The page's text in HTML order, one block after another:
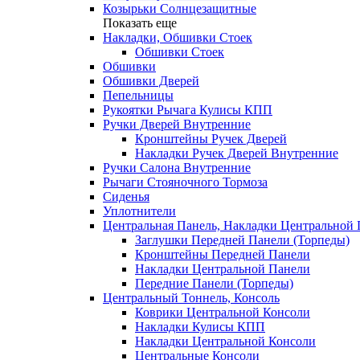
Козырьки Солнцезащитные
Показать еще
Накладки, Обшивки Стоек
Обшивки Стоек
Обшивки
Обшивки Дверей
Пепельницы
Рукоятки Рычага Кулисы КПП
Ручки Дверей Внутренние
Кронштейны Ручек Дверей
Накладки Ручек Дверей Внутренние
Ручки Салона Внутренние
Рычаги Стояночного Тормоза
Сиденья
Уплотнители
Центральная Панель, Накладки Центральной
Заглушки Передней Панели (Торпеды)
Кронштейны Передней Панели
Накладки Центральной Панели
Передние Панели (Торпеды)
Центральный Тоннель, Консоль
Коврики Центральной Консоли
Накладки Кулисы КПП
Накладки Центральной Консоли
Центральные Консоли